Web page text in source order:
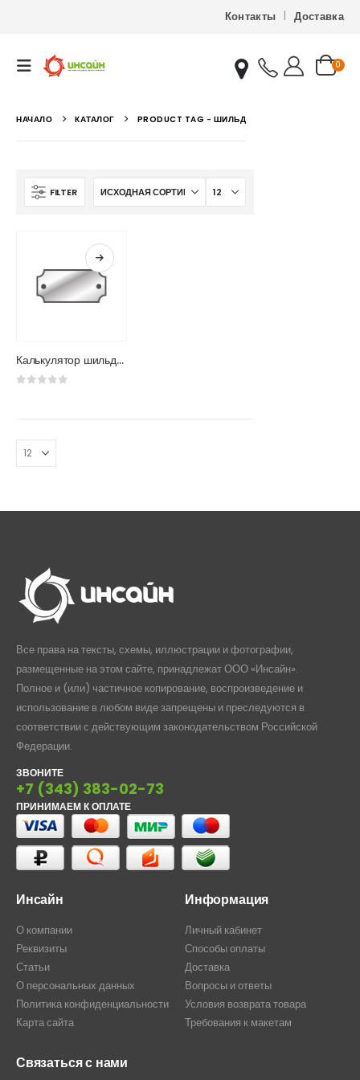
Контакты Доставка
0
НАЧАЛО КАТАЛОГ PRODUCT TAG - ШИЛЬД
FILTER
Калькулятор шильдов
Все права на тексты, схемы, иллюстрации и фотографии,
размещенные на этом сайте, принадлежат ООО «Инсайн».
Полное и (или) частичное копирование, воспроизведение и
использование в любом виде запрещены и преследуются в
соответствии с действующим законодательством Российской
Федерации.
ЗВОНИТЕ
+7 (343) 383-02-73
ПРИНИМАЕМ К ОПЛАТЕ
Инсайн
О компании
Реквизиты
Статьи
О персональных данных
Политика конфиденциальности
Карта сайта
Информация
Личный кабинет
Способы оплаты
Доставка
Вопросы и ответы
Условия возврата товара
Требования к макетам
Связаться с нами